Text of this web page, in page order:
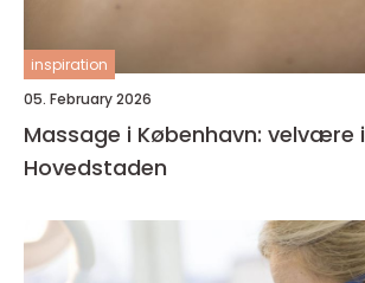
inspiration
05. February 2026
Massage i København: velvære i
Hovedstaden